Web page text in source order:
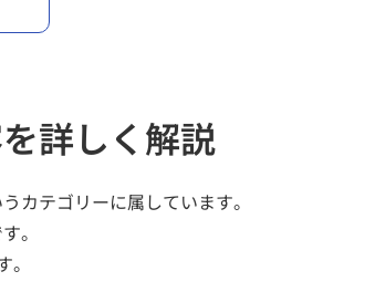
詳しく解説
カテゴリーに属しています。
。